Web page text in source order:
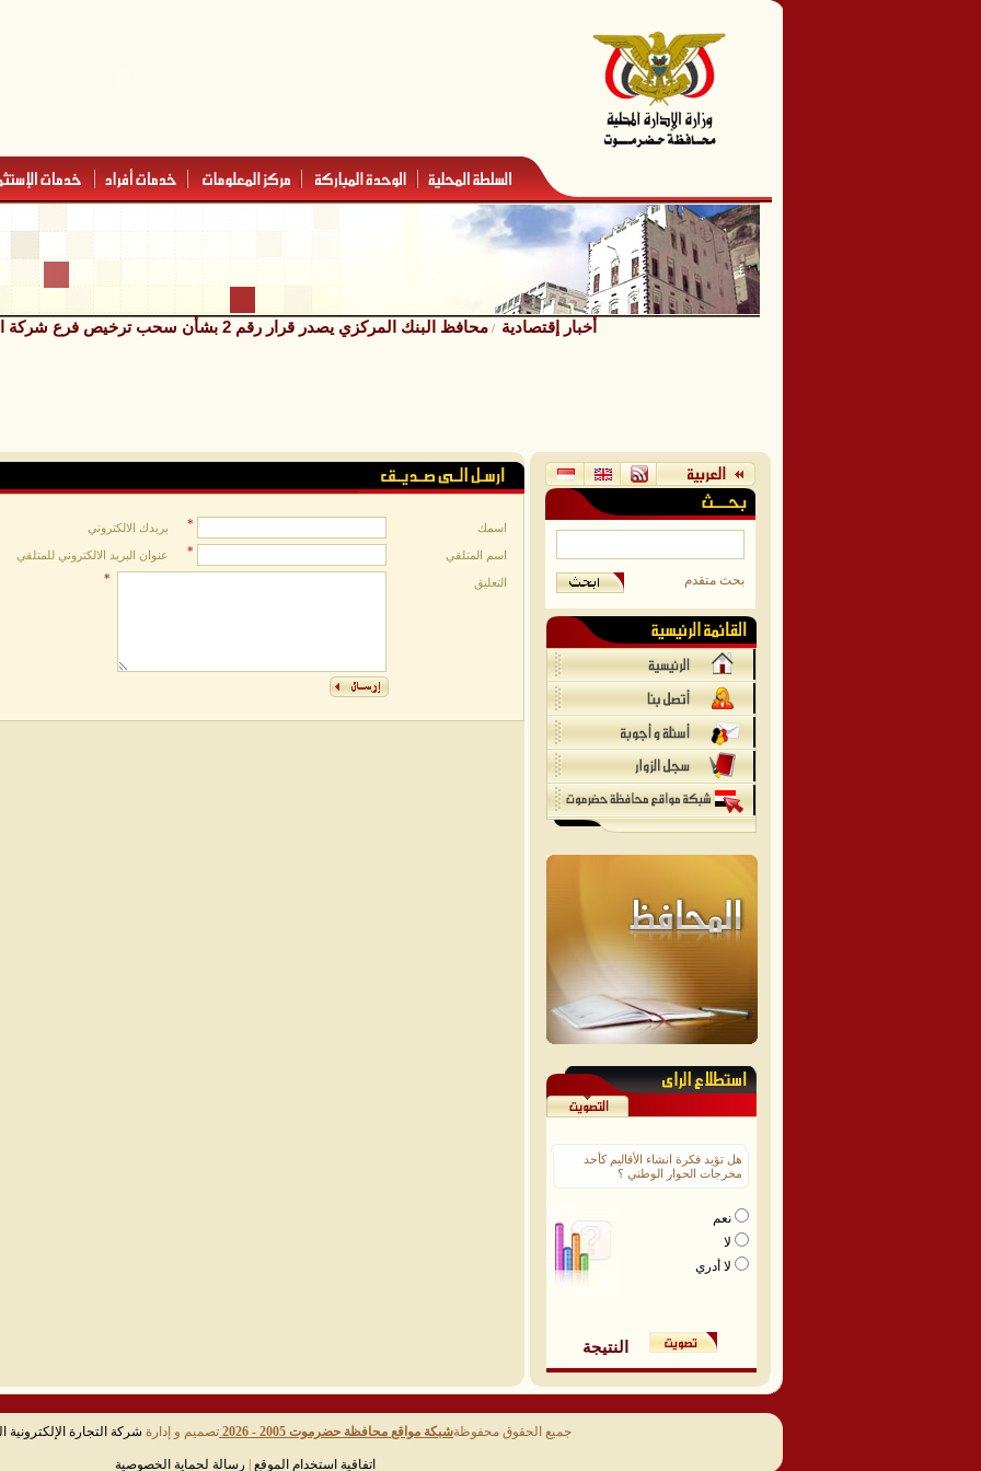
أخبار إقتصادية /محافظ البنك المركزي يصدر قرار رقم 2 بشأن سحب ترخيص فرع شركة الشامل للصرافة
اسمك * بريدك الالكتروني
اسم المتلقي * عنوان البريد الالكتروني للمتلقي
التعليق * بحث متقدم
هل تؤيد فكرة انشاء الأقاليم كأحد
مخرجات الحوار الوطني ؟
نعم
لا
لا أدري
النتيجة
جميع الحقوق محفوظةشبكة مواقع محافظة حضرموت 2005 - 2026 تصميم و إدارة شركة التجارة الإلكترونية
اتفاقية استخدام الموقع رسالة لحماية الخصوصية